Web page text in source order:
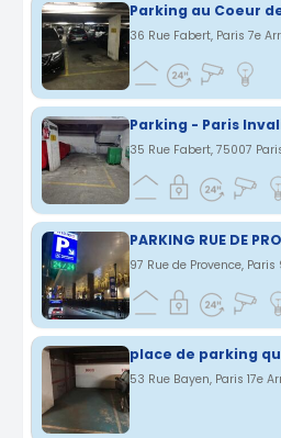
Parking - Paris
35 Rue Fabert, 75007